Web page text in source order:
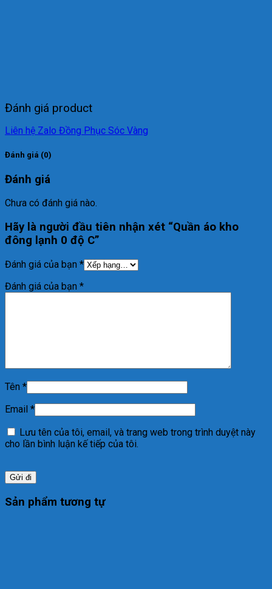
Đánh giá product
Liên hệ Zalo Đồng Phục Sóc Vàng
Đánh giá (0)
Đánh giá
Chưa có đánh giá nào.
Hãy là người đầu tiên nhận xét “Quần áo kho
đông lạnh 0 độ C”
Đánh giá của bạn *
Đánh giá của bạn *
Tên *
Email *
Lưu tên của tôi, email, và trang web trong trình duyệt này
cho lần bình luận kế tiếp của tôi.
Sản phẩm tương tự